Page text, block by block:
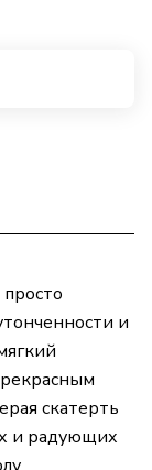
и
скатерть
и радующих